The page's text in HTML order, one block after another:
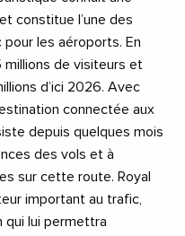
constitue l’une des
les aéroports. En
millions de visiteurs et
d’ici 2026. Avec
connectée aux
depuis quelques mois
des vols et à
sur cette route. Royal
important au trafic,
qui lui permettra